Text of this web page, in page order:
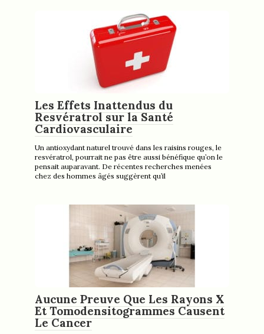
Les Effets Inattendus du
Resvératrol sur la Santé
Cardiovasculaire
Un antioxydant naturel trouvé dans les raisins rouges, le
resvératrol, pourrait ne pas être aussi bénéfique qu’on le
pensait auparavant. De récentes recherches menées
chez des hommes âgés suggèrent qu’il
Aucune Preuve Que Les Rayons X
Et Tomodensitogrammes Causent
Le Cancer